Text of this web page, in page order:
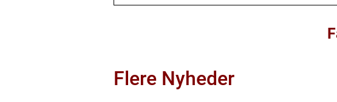
Flere Nyheder